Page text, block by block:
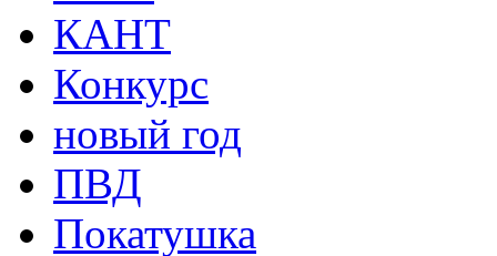
КАНТ
Конкурс
новый год
ПВД
Покатушка